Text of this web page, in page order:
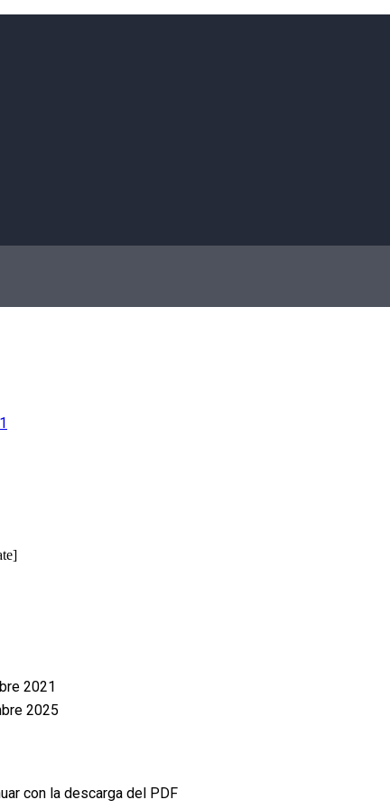
2021
2025
con la descarga del PDF